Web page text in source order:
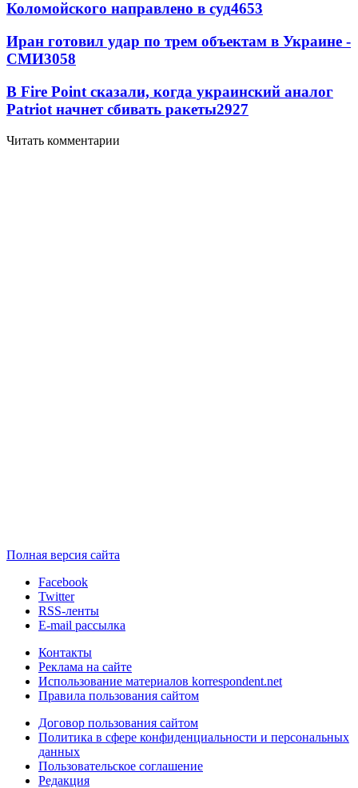
Коломойского направлено в суд4653
Иран готовил удар по трем объектам в Украине -
СМИ3058
В Fire Point сказали, когда украинский аналог
Patriot начнет сбивать ракеты2927
Читать комментарии
Полная версия сайта
Facebook
Twitter
RSS-ленты
E-mail рассылка
Контакты
Реклама на сайте
Использование материалов korrespondent.net
Правила пользования сайтом
Договор пользования сайтом
Политика в сфере конфиденциальности и персональных
данных
Пользовательское соглашение
Редакция